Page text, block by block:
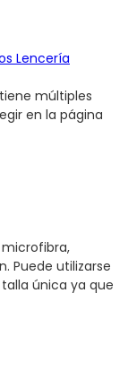
múltiples
en la página
Puede utilizarse
única ya que